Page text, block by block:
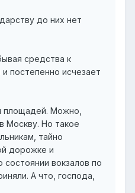
до них нет
средства к
постепенно исчезает
площадей. Можно,
Москву. Но такое
тайно
дорожке и
вокзалов по
А что, господа,